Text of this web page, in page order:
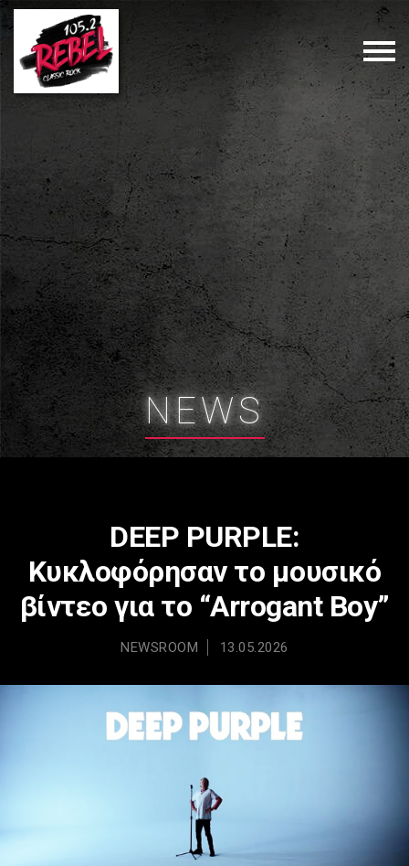
NEWS
DEEP PURPLE:
Κυκλοφόρησαν το μουσικό
βίντεο για το “Arrogant Boy”
NEWSROOM 13.05.2026